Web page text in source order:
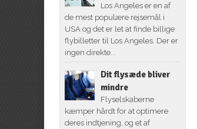
Los Angeles er en af
de mest populære rejsemål i
USA og det er let at finde billige
flybilletter til Los Angeles. Der er
ingen direkte...
Dit flysæde bliver
mindre
Flyselskaberne
kæmper hårdt for at optimere
deres indtjening, og et af